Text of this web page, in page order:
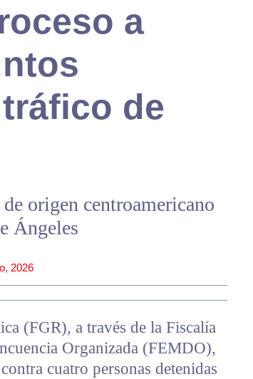
a
de
origen centroamericano
Ángeles
2026
(FGR), a través de la Fiscalía
Organizada (FEMDO),
cuatro personas detenidas